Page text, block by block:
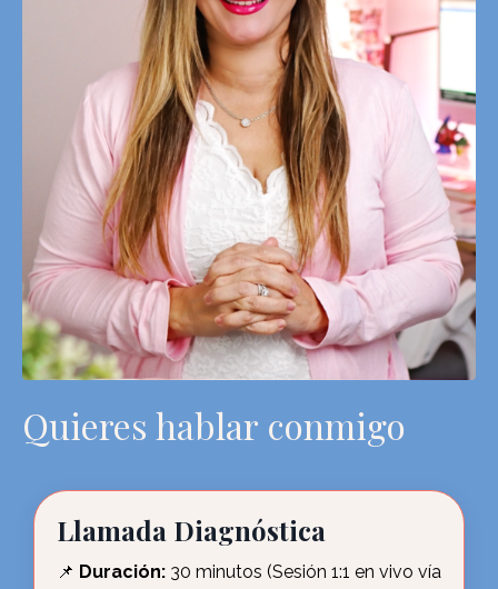
Quieres hablar conmigo
Llamada Diagnóstica
📌 Duración: 30 minutos (Sesión 1:1 en vivo vía